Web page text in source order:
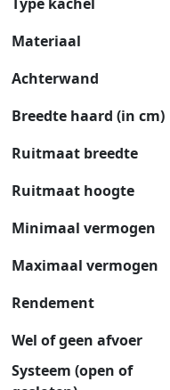
Type kachel
Materiaal
Achterwand
Breedte haard (in cm)
Ruitmaat breedte
Ruitmaat hoogte
Minimaal vermogen
Maximaal vermogen
Rendement
Wel of geen afvoer
Systeem (open of